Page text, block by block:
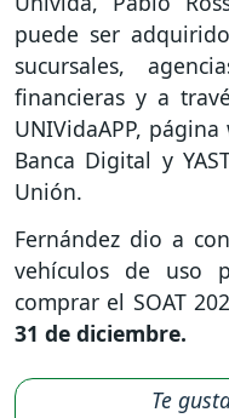
puede ser
sucursales,
financieras y a
UNIVidaAPP,
Banca Digital y
Unión.
Fernández dio a
vehículos de uso
comprar el SOAT
31 de diciembre.
Te